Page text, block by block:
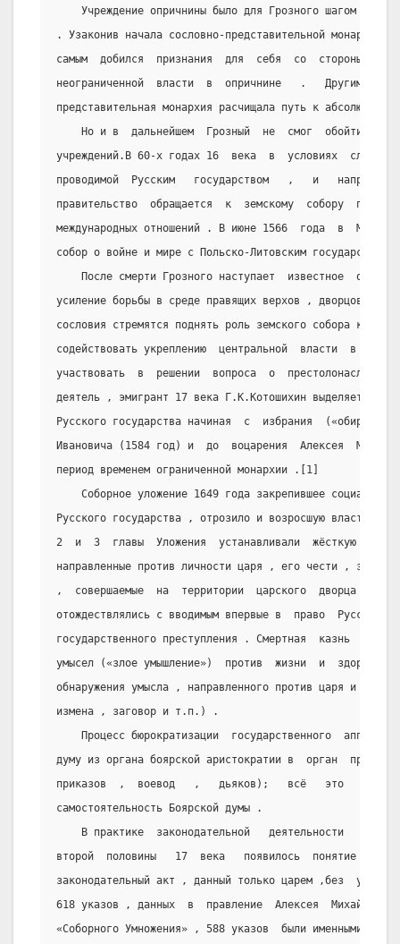
Учреждение опричнины было для Грозного шагом к
. Узаконив начала сословно-представительной
самым  добился  признания  для  себя  со  стороны
неограниченной  власти  в  опричнине   .   Другими
представительная монархия расчищала путь к
Но и в  дальнейшем  Грозный  не  смог  обойтись
учреждений.В 60-х годах 16  века  в  условиях
проводимой  Русским   государством   ,   и
правительство  обращается  к  земскому  собору  по
международных отношений . В июне 1566  года  в
собор о войне и мире с Польско-Литовским государством .
После смерти Грозного наступает  известное
усиление борьбы в среде правящих верхов , дворцовые
сословия стремятся поднять роль земского собора как
содействовать укреплению  центральной  власти  в
участвовать  в  решении  вопроса  о  престолонаследии
деятель , эмигрант 17 века Г.К.Котошихин выделяет
Русского государства начиная  с  избрания
Ивановича (1584 год) и  до  воцарения  Алексея
период временем ограниченной монархии .[1]
Соборное уложение 1649 года закрепившее социально-
Русского государства , отрозило и возросшую власть
2  и  3  главы  Уложения  устанавливали  жёсткую
направленные против личности царя , его чести ,
,  совершаемые  на  территории  царского  дворца  .
отождествлялись с вводимым впервые в  право  Русского
государственного преступления . Смертная  казнь
умысел («злое умышление»)  против  жизни  и
обнаружения умысла , направленного против царя и
измена , заговор и т.п.) .
Процесс бюрократизации  государственного  аппарата
думу из органа боярской аристократии в  орган
приказов  ,  воевод   ,   дьяков);   всё   это   не
самостоятельность Боярской думы .
В практике  законодательной   деятельности
второй  половины   17  века   появилось  понятие
законодательный акт , данный только царем ,без
618 указов , данных  в  правление  Алексея
«Соборного Умножения» , 588 указов  были именными , а